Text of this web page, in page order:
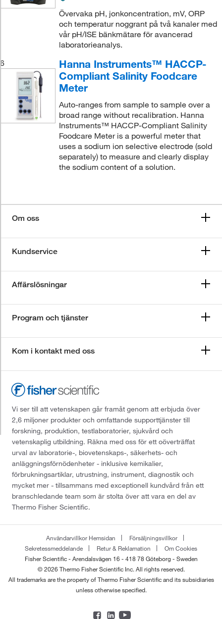
Övervaka pH, jonkoncentration, mV, ORP
och temperatur noggrant på två kanaler med
vår pH/ISE bänkmätare för avancerad
laboratorieanalys.
6
Hanna Instruments™ HACCP-
Compliant Salinity Foodcare
Meter
Auto-ranges from sample to sample over a
broad range without recalibration. Hanna
Instruments™ HACCP-Compliant Salinity
Foodcare Meter is a powerful meter that
uses a sodium ion selective electrode (sold
separately) to measure and clearly display
the sodium content of a solution.
Om oss
Kundservice
Affärslösningar
Program och tjänster
Kom i kontakt med oss
Vi ser till att vetenskapen går framåt genom att erbjuda över
2,6 miljoner produkter och omfattande supporttjänster till
forskning, produktion, testlaboratorier, sjukvård och
vetenskaplig utbildning. Räkna med oss för ett oöverträffat
urval av laboratorie-, biovetenskaps-, säkerhets- och
anläggningsförnödenheter - inklusive kemikalier,
förbrukningsartiklar, utrustning, instrument, diagnostik och
mycket mer - tillsammans med exceptionell kundvård från ett
branschledande team som är stolta över att vara en del av
Thermo Fisher Scientific.
Användarvillkor Hemsidan
Försäljningsvillkor
Sekretessmeddelande
Retur & Reklamation
Om Cookies
Fisher Scientific - Arendalsvägen 16 - 418 78 Göteborg - Sweden
© 2026 Thermo Fisher Scientific Inc. All rights reserved.
All trademarks are the property of Thermo Fisher Scientific and its subsidiaries
unless otherwise specified.